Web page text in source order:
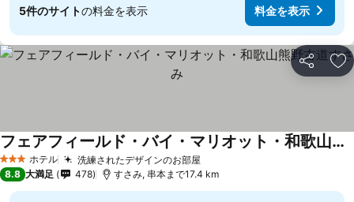
5件のサイトの料金を表示 料金を表示
シェア お
3 ホテルのランク
ホテル 洗練されたデザインのお部屋
フェアフィールド・バイ・マリオット・和歌山熊野古道すさみ
8.8 大満足 478 すさみ, 串本まで17.4 km